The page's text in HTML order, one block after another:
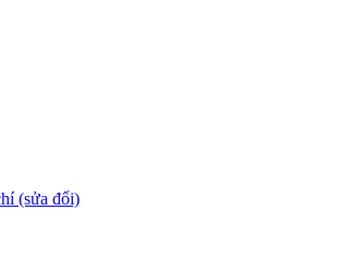
(sửa đổi)